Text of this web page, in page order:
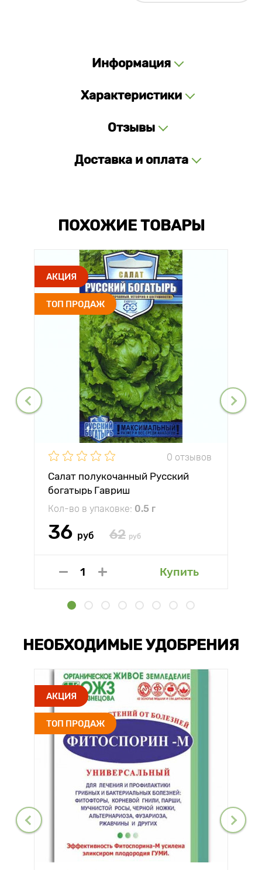
Информация
Характеристики
Отзывы
Доставка и оплата
ПОХОЖИЕ ТОВАРЫ
АКЦИЯ
ТОП ПРОДАЖ
0 отзывов
Салат полукочанный Русский
богатырь Гавриш
Кол-во в упаковке: 0.5 г
36 руб 62 руб
Купить
НЕОБХОДИМЫЕ УДОБРЕНИЯ
АКЦИЯ
ТОП ПРОДАЖ